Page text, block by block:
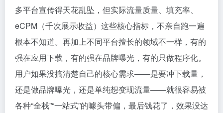
多平台宣传得天花乱坠，但实际流量质量、填充率、
eCPM（千次展示收益）这些核心指标，不亲自跑一遍
根本不知道。再加上不同平台擅长的领域不一样，有的
强在应用下载，有的强在品牌曝光，有的只做程序化。
用户如果没搞清楚自己的核心需求——是要冲下载量，
还是做品牌曝光，还是单纯想变现流量——就很容易被
各种“全栈”“一站式”的噱头带偏，最后钱花了，效果没达